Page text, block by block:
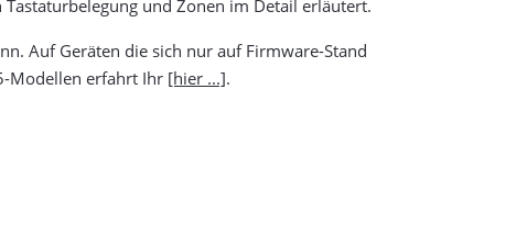
und Zonen im Detail erläutert.
Auf Geräten die sich nur auf Firmware-Stand
Modellen erfahrt Ihr [hier ...].